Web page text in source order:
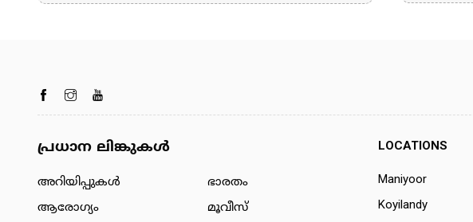
പ്രധാന ലിങ്കുകൾ
അറിയിപ്പുകള്‍
ആരോഗ്യം
ഭാരതം
മൂവീസ്
LOCATIONS
Maniyoor
Koyilandy